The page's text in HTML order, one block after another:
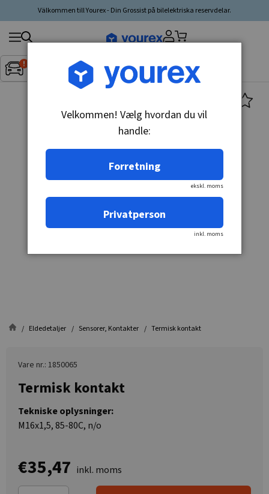
Välkommen till Yourex - Din Grossist på bilelektriska reservdelar.
Inget fordon valt▼
Søg
produkt,
producent,
Eldedetaljer Sensorer, Kontakter Termisk kontakt
Vare nr.: 1850065
Termisk kontakt
Tekniske oplysninger:
M16x1,5, 85-80C, n/o
€35,47 inkl. moms
Velkommen! Vælg hvordan du vil
handle:
Forretning
ekskl. moms
Privatperson
inkl. moms